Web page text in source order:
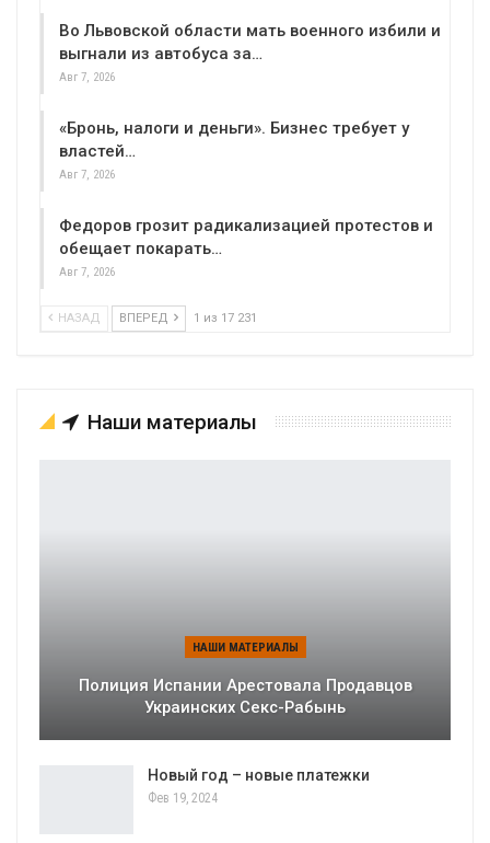
Во Львовской области мать военного избили и
выгнали из автобуса за…
Авг 7, 2026
«Бронь, налоги и деньги». Бизнес требует у
властей…
Авг 7, 2026
Федоров грозит радикализацией протестов и
обещает покарать…
Авг 7, 2026
НАЗАД ВПЕРЕД 1 из 17 231
Наши материалы
НАШИ МАТЕРИАЛЫ
Полиция Испании Арестовала Продавцов
Украинских Секс-Рабынь
Новый год – новые платежки
Фев 19, 2024